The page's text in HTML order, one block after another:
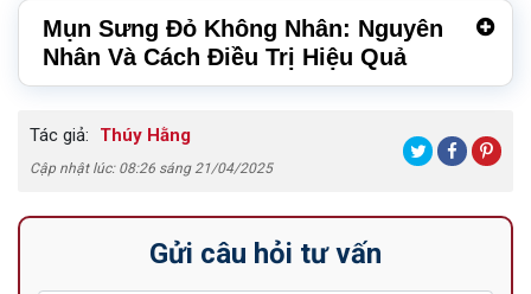
Mụn Sưng Đỏ Không Nhân: Nguyên
Nhân Và Cách Điều Trị Hiệu Quả
Tác giả: Thúy Hằng
Cập nhật lúc: 08:26 sáng 21/04/2025
Gửi câu hỏi tư vấn